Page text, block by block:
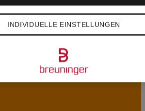
INDIVIDUELLE EINSTELLUNGEN